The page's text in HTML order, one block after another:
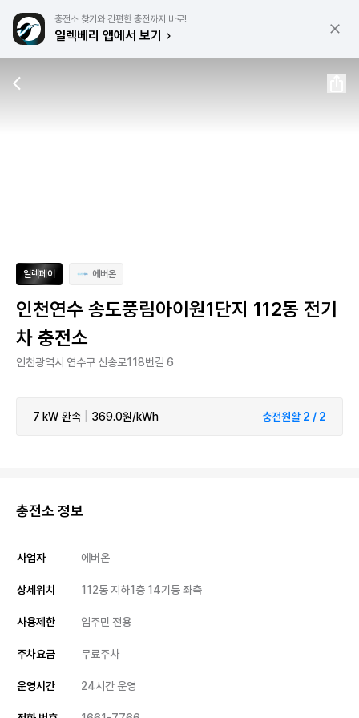
충전소 찾기와 간편한 충전까지 바로!
일렉베리 앱에서 보기
일렉페이 에버온
인천연수 송도풍림아이원1단지 112동 전기
차 충전소
인천광역시 연수구 신송로118번길 6
7 kW 완속 369.0원/kWh 충전원활 2 / 2
충전소 정보
사업자 에버온
상세위치 112동 지하1층 14기둥 좌측
사용제한 입주민 전용
주차요금 무료주차
운영시간 24시간 운영